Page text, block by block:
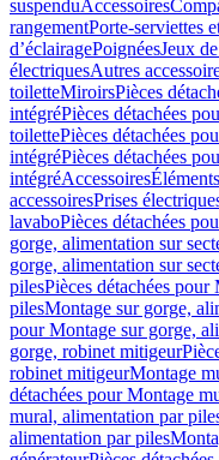
suspenduAccessoires
rangementPorte-serviettes
d’éclairagePoignéesJeux
électriquesAutres
toiletteMiroirsPièces
intégréPièces détachées
toilettePièces détachées
intégréPièces détachées
intégréAccessoires
accessoiresPrises
lavaboPièces détachées
gorge, alimentation sur
gorge, alimentation sur
pilesPièces détachées
pilesMontage sur gorge,
pour Montage sur gorge,
gorge, robinet mitigeur
robinet mitigeurMontage
détachées pour Montage
mural, alimentation par
alimentation par piles